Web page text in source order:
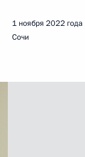
1 ноября 2022 года
Сочи